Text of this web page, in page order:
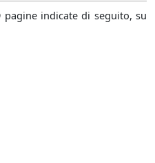
pagine indicate di seguito, su